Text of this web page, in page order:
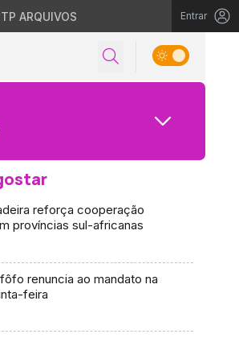
ARQUIVOS Entrar
reforça cooperação
províncias sul-africanas
renuncia ao mandato na
feira